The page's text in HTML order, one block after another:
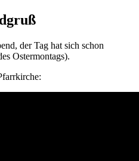
der Tag hat sich schon
Ostermontags).